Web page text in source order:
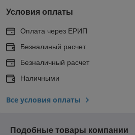
Условия оплаты
Оплата через ЕРИП
Безналиный расчет
Безналичный расчет
Наличными
Все условия оплаты
Подобные товары компании